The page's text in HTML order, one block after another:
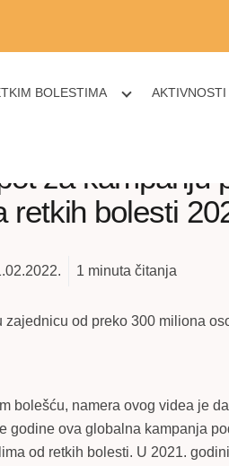
BOLESTIMA AKTIVNOSTI
za kampanju
retkih bolesti
1 minuta čitanja
od preko 300 miliona
bolešću, namera ovog videa je
godine ova globalna kampanja
od retkih bolesti. U 2021.